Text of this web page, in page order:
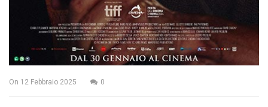
On 12 Febbraio 2025 0